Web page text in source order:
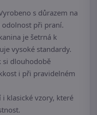
s důrazem na
odolnost při praní.
je šetrná k
vysoké standardy.
si dlouhodobě
i při pravidelném
klasické vzory, které